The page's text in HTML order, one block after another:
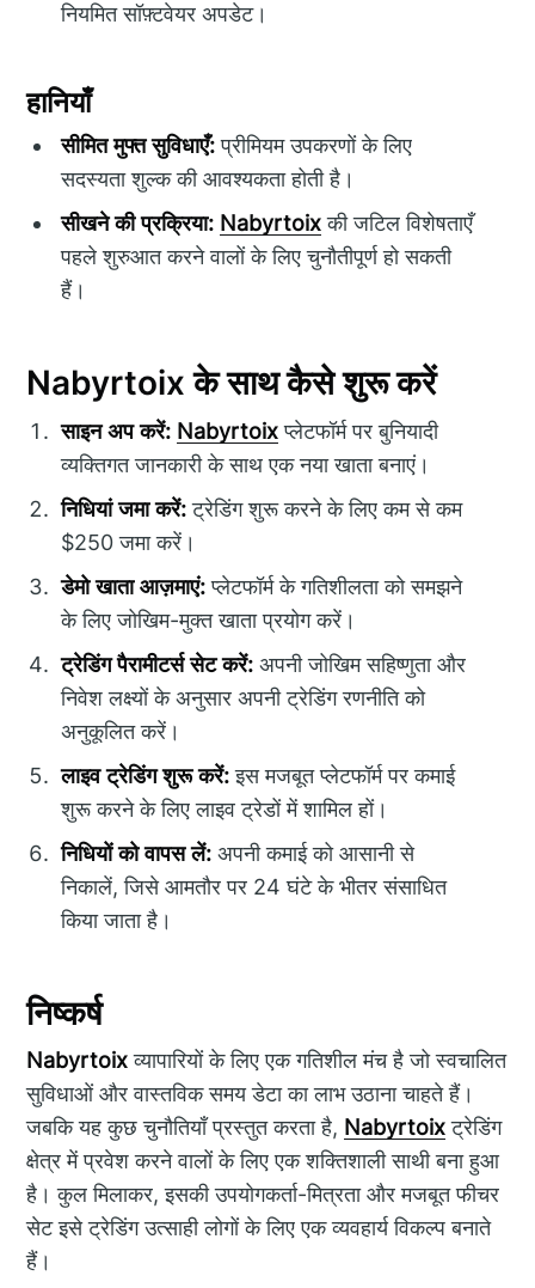
नियमित सॉफ़्टवेयर अपडेट।
हानियाँ
सीमित मुफ्त सुविधाएँ:प्रीमियम उपकरणों के लिए
सदस्यता शुल्क की आवश्यकता होती है।
सीखने की प्रक्रिया: Nabyrtoixकी जटिल विशेषताएँ
पहले शुरुआत करने वालों के लिए चुनौतीपूर्ण हो सकती
हैं।
Nabyrtoix के साथ कैसे शुरू करें
साइन अप करें: Nabyrtoixप्लेटफॉर्म पर बुनियादी
व्यक्तिगत जानकारी के साथ एक नया खाता बनाएं।
निधियां जमा करें:ट्रेडिंग शुरू करने के लिए कम से कम
$250 जमा करें।
डेमो खाता आज़माएं:प्लेटफॉर्म के गतिशीलता को समझने
के लिए जोखिम-मुक्त खाता प्रयोग करें।
ट्रेडिंग पैरामीटर्स सेट करें: अपनी जोखिम सहिष्णुता और
निवेश लक्ष्यों के अनुसार अपनी ट्रेडिंग रणनीति को
अनुकूलित करें।
लाइव ट्रेडिंग शुरू करें:इस मजबूत प्लेटफॉर्म पर कमाई
शुरू करने के लिए लाइव ट्रेडों में शामिल हों।
निधियों को वापस लें: अपनी कमाई को आसानी से
निकालें, जिसे आमतौर पर 24 घंटे के भीतर संसाधित
किया जाता है।
निष्कर्ष
Nabyrtoixव्यापारियों के लिए एक गतिशील मंच है जो स्वचालित
सुविधाओं और वास्तविक समय डेटा का लाभ उठाना चाहते हैं।
जबकि यह कुछ चुनौतियाँ प्रस्तुत करता है, Nabyrtoixट्रेडिंग
क्षेत्र में प्रवेश करने वालों के लिए एक शक्तिशाली साथी बना हुआ
है। कुल मिलाकर, इसकी उपयोगकर्ता-मित्रता और मजबूत फीचर
सेट इसे ट्रेडिंग उत्साही लोगों के लिए एक व्यवहार्य विकल्प बनाते
हैं।